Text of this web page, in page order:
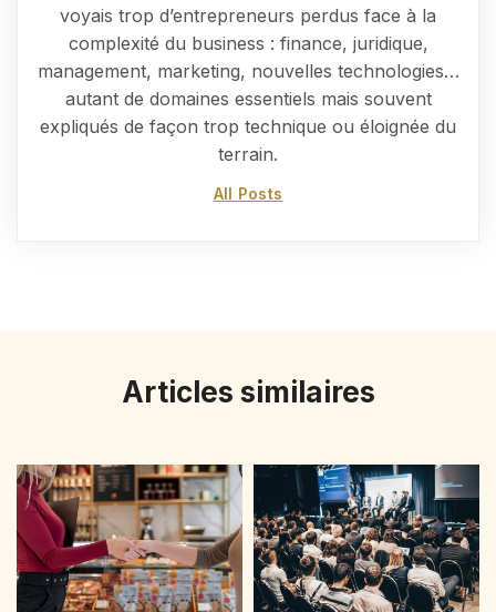
voyais trop d’entrepreneurs perdus face à la
complexité du business : finance, juridique,
management, marketing, nouvelles technologies…
autant de domaines essentiels mais souvent
expliqués de façon trop technique ou éloignée du
terrain.
All Posts
Articles similaires